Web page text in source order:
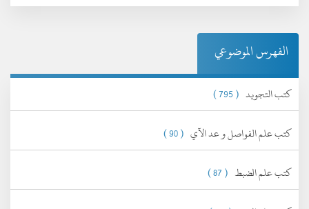
الفهرس الموضوعي
كتب التجويد ( 795 )
كتب علم الفواصل و عد الآي ( 90 )
كتب علم الضبط ( 87 )